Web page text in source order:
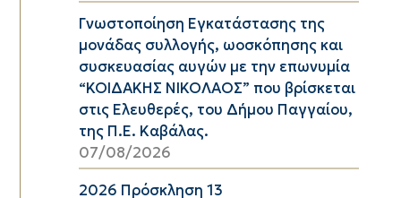
Γνωστοποίηση Εγκατάστασης της
μονάδας συλλογής, ωοσκόπησης και
συσκευασίας αυγών με την επωνυμία
“ΚΟΙΔΑΚΗΣ ΝΙΚΟΛΑΟΣ” που βρίσκεται
στις Ελευθερές, του Δήμου Παγγαίου,
της Π.Ε. Καβάλας.
07/08/2026
2026 Πρόσκληση 13